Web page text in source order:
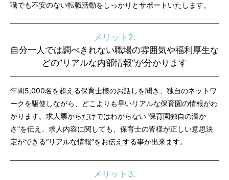
職でも不安のない転職活動をしっかりとサポートいたします。
メリット2.
自分一人では調べきれない職場の雰囲気や福利厚生な
どの”リアルな内部情報”が分かります
年間5,000名を超える保育士様のお話しを聞き、独自のネットワ
ークを駆使しながら、どこよりも早いリアルな保育園の情報がわ
かります。求人票からだけではわからない“保育園独自の温か
さ”を伝え、求人内容に関しても、保育士の皆様が正しい意思決
定ができる“リアルな情報”をお伝えする事が出来ます。
メリット3.